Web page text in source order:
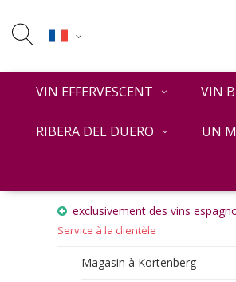
VIN EFFERVESCENT VIN
RIBERA DEL DUERO UN
exclusivement des vins
Service à la clientèle
Magasin à Kortenberg